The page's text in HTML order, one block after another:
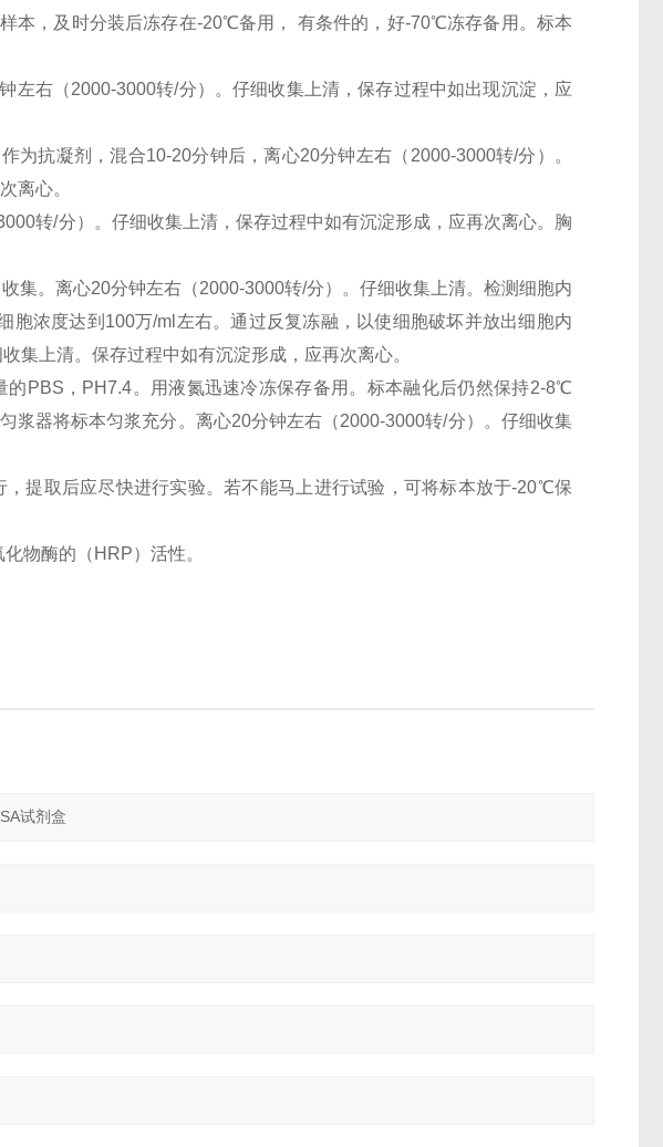
本，及时分装后冻存在-20℃备用， 有条件的，好-70℃冻存备用。标本
左右（2000-3000转/分）。仔细收集上清，保存过程中如出现沉淀，应
为抗凝剂，混合10-20分钟后，离心20分钟左右（2000-3000转/分）。
离心。
转/分）。仔细收集上清，保存过程中如有沉淀形成，应再次离心。胸
集。离心20分钟左右（2000-3000转/分）。仔细收集上清。检测细胞内
胞浓度达到100万/ml左右。通过反复冻融，以使细胞破坏并放出细胞内
集上清。保存过程中如有沉淀形成，应再次离心。
PBS，PH7.4。用液氮迅速冷冻保存备用。标本融化后仍然保持2-8℃
浆器将标本匀浆充分。离心20分钟左右（2000-3000转/分）。仔细收集
提取后应尽快进行实验。若不能马上进行试验，可将标本放于-20℃保
物酶的（HRP）活性。